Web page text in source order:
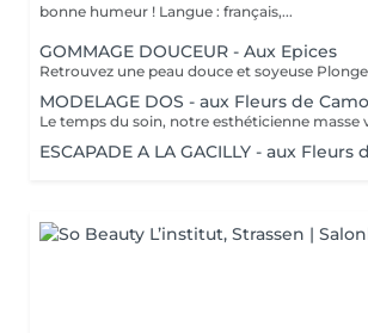
bonne humeur ! Langue : français,...
GOMMAGE DOUCEUR - Aux Epices
MODELAGE DOS - aux Fleurs de
ESCAPADE A LA GACILLY - aux